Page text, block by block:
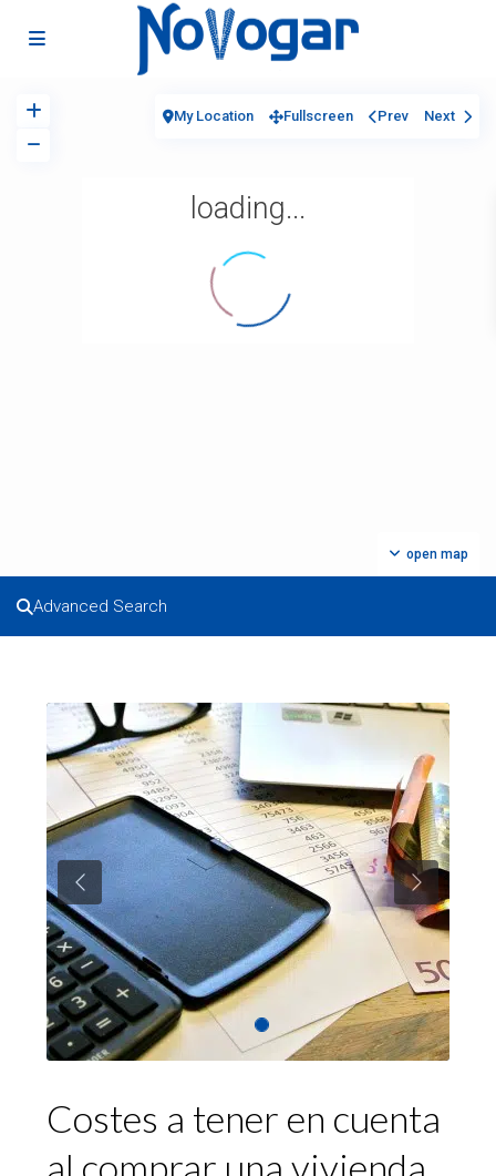
loading...
open map
My Location Fullscreen Prev Next
Advanced Search
Previous Next
Costes a tener en cuenta
al comprar una vivienda